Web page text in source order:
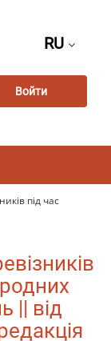
RU
Войти
під час
|| від